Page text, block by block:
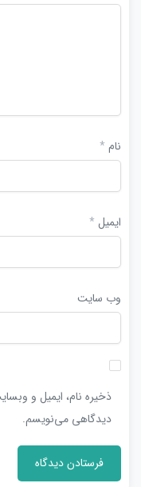
نام *
ایمیل *
وب‌ سایت
ذخیره نام، ایمیل و
دیدگاهی می‌نویسم.